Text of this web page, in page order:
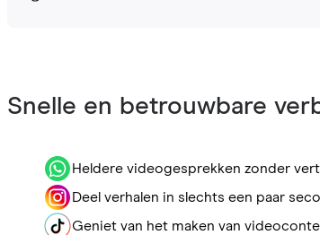
Snelle en betrouwbare
Heldere videogesprekken zonder
Deel verhalen in slechts een paar
Geniet van het maken van